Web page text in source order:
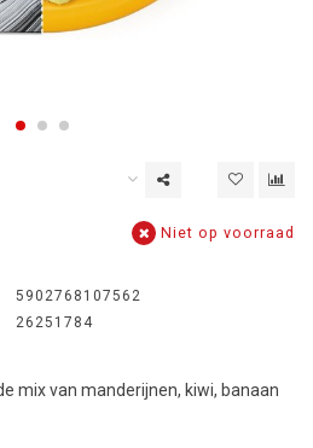
Niet op voorraad
5902768107562
26251784
mix van manderijnen, kiwi, banaan